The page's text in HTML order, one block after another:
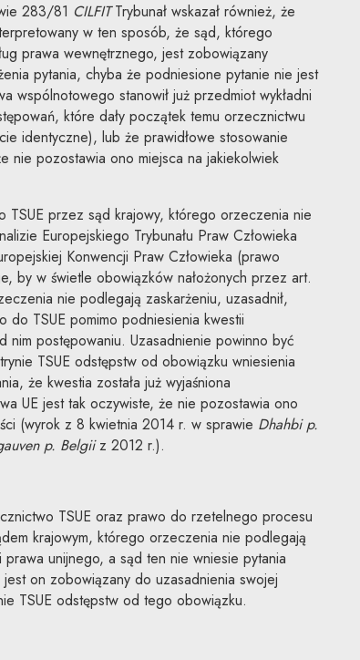
283/81 CILFITTrybunał wskazał również, że
w ten sposób, że sąd, którego
prawa wewnętrznego, jest zobowiązany
pytania, chyba że podniesione pytanie nie jest
wspólnotowego stanowił już przedmiot wykładni
które dały początek temu orzecznictwu
identyczne), lub że prawidłowe stosowanie
nie pozostawia ono miejsca na jakiekolwiek
TSUE przez sąd krajowy, którego orzeczenia nie
Europejskiego Trybunału Praw Człowieka
Konwencji Praw Człowieka (prawo
by w świetle obowiązków nałożonych przez art.
nie podlegają zaskarżeniu, uzasadnił,
do TSUE pomimo podniesienia kwestii
nim postępowaniu. Uzasadnienie powinno być
TSUE odstępstw od obowiązku wniesienia
że kwestia została już wyjaśniona
UE jest tak oczywiste, że nie pozostawia ono
(wyrok z 8 kwietnia 2014 r. w sprawie Dhahbi p.
p. Belgiiz 2012 r.).
TSUE oraz prawo do rzetelnego procesu
krajowym, którego orzeczenia nie podlegają
unijnego, a sąd ten nie wniesie pytania
on zobowiązany do uzasadnienia swojej
TSUE odstępstw od tego obowiązku.